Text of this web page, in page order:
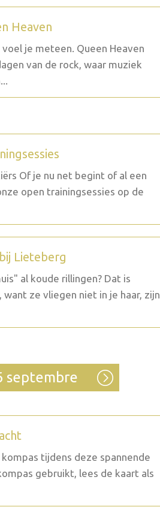
Heaven
je meteen. Queen Heaven
van de rock, waar muziek
Of je nu net begint of al een
open trainingsessies op de
Lieteberg
al koude rillingen? Dat is
ze vliegen niet in je haar, zijn
septembre
tijdens deze spannende
gebruikt, lees de kaart als